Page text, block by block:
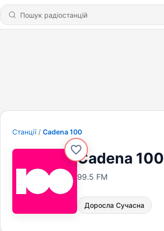
Станції Cadena 100
Cadena 100
99.5 FM
Доросла Сучасна